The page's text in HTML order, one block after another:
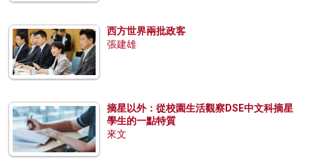
西方世界兩批政客
張建雄
摘星以外：從校園生活觀察DSE中文科摘星
學生的一點特質
來文